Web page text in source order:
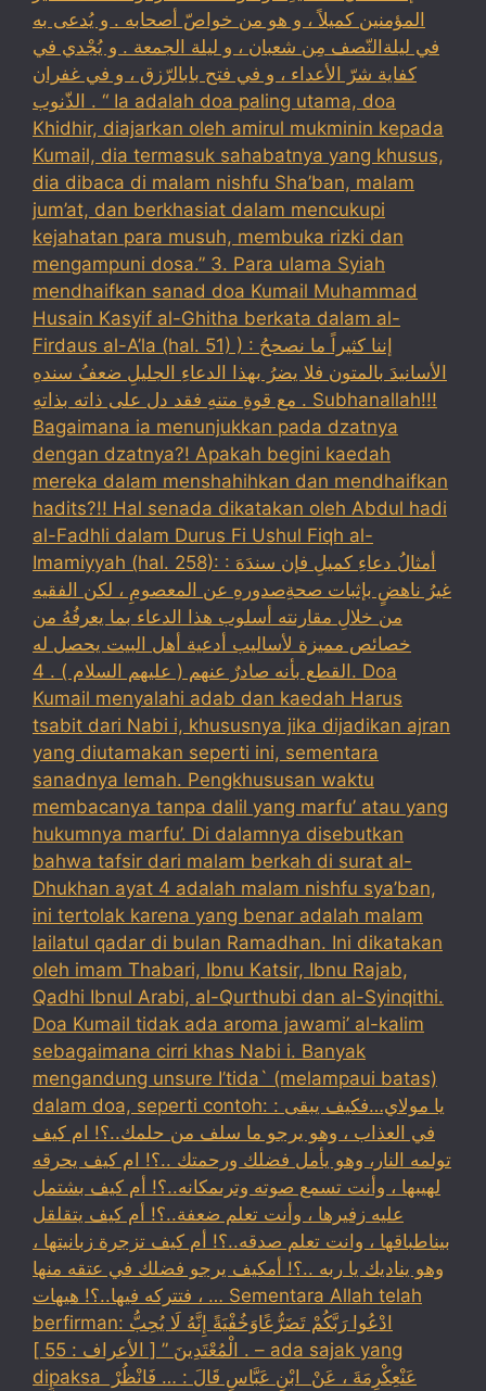
المؤمنين كميلاً ، و هو من خواصّ أصحابه . و يُدعى به
في ليلةالنّصف مِن شعبان ، و ليلة الجمعة . و يُجْدي في
كفاية شرّ الأعداء ، و في فتح بابالرّزق ، و في غفران
الذّنوب . “ Ia adalah doa paling utama, doa
Khidhir, diajarkan oleh amirul mukminin kepada
Kumail, dia termasuk sahabatnya yang khusus,
dia dibaca di malam nishfu Sha’ban, malam
jum’at, dan berkhasiat dalam mencukupi
kejahatan para musuh, membuka rizki dan
mengampuni dosa.” 3. Para ulama Syiah
mendhaifkan sanad doa Kumail Muhammad
Husain Kasyif al-Ghitha berkata dalam al-
Firdaus al-A’la (hal. 51) ) : إننا كثيراً ما نصححُ
الأسانيدَ بالمتون فلا يضرُ بهذا الدعاءِ الجليلِ ضعفُ سندهِ
مع قوةِ متنهِ فقد دل على ذاته بذاتهِ . Subhanallah!!!
Bagaimana ia menunjukkan pada dzatnya
dengan dzatnya?! Apakah begini kaedah
mereka dalam menshahihkan dan mendhaifkan
hadits?!! Hal senada dikatakan oleh Abdul hadi
al-Fadhli dalam Durus Fi Ushul Fiqh al-
Imamiyyah (hal. 258): : أمثالُ دعاءِ كميلِ فإن سندَهَ
غيرُ ناهضٍ بإثبات صحةِصدورهِ عن المعصومِ ، لكن الفقيه
من خلالِ مقارنته أسلوب هذا الدعاء بما يعرفُهُ من
خصائص مميزة لأساليب أدعية أهل البيت يحصل له
القطع بأنه صادرٌ عنهم ( عليهم السلام ) . 4. Doa
Kumail menyalahi adab dan kaedah Harus
tsabit dari Nabi i, khususnya jika dijadikan ajran
yang diutamakan seperti ini, sementara
sanadnya lemah. Pengkhususan waktu
membacanya tanpa dalil yang marfu’ atau yang
hukumnya marfu’. Di dalamnya disebutkan
bahwa tafsir dari malam berkah di surat al-
Dhukhan ayat 4 adalah malam nishfu sya’ban,
ini tertolak karena yang benar adalah malam
lailatul qadar di bulan Ramadhan. Ini dikatakan
oleh imam Thabari, Ibnu Katsir, Ibnu Rajab,
Qadhi Ibnul Arabi, al-Qurthubi dan al-Syinqithi.
Doa Kumail tidak ada aroma jawami’ al-kalim
sebagaimana cirri khas Nabi i. Banyak
mengandung unsure I’tida` (melampaui batas)
dalam doa, seperti contoh: : يا مولاي…فكيف يبقى
في العذاب ، وهو يرجو ما سلف من حلمك..؟! ام كيف
تولمه النار، وهو يأمل فضلك ورحمتك ..؟! ام كيف يحرقه
لهيبها ، وأنت تسمع صوته وترىمكانه..؟! أم كيف بشتمل
عليه زفيرها ، وأنت تعلم ضعفة..؟! أم كيف يتقلقل
بيناطباقها ، وانت تعلم صدقه..؟! أم كيف تزجرة زبانيتها ،
وهو يناديك يا ربه ..؟! أمكيف يرجو فضلك في عتقه منها
، فتتركه فيها..؟! هيهات … Sementara Allah telah
berfirman: ادْعُوا رَبَّكُمْ تَضَرُّعًاوَخُفْيَةً إِنَّهُ لَا يُحِبُّ
الْمُعْتَدِينَ ” [ الأعراف : 55 ] . – ada sajak yang
dipaksa ‏عَنْ‏‏عِكْرِمَةَ ‏، ‏عَنْ ‏ ‏ابْنِ عَبَّاسٍ ‏‏قَالَ : … فَانْظُرْ ‏‏